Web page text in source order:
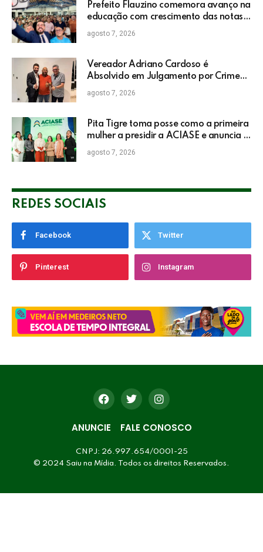
Prefeito Flauzino comemora avanço na
educação com crescimento das notas
do IDEB da rede pública de Itabela
agosto 7, 2026
Vereador Adriano Cardoso é
Absolvido em Julgamento por Crime
Eleitoral no TRE
agosto 7, 2026
Pita Tigre toma posse como a primeira
mulher a presidir a ACIASE e anuncia a
retomada do Prêmio Destaque
Empresarial
agosto 7, 2026
REDES SOCIAIS
Facebook Twitter
Pinterest Instagram
ANUNCIE FALE CONOSCO
CNPJ: 26.997.654/0001-25
© 2024 Saiu na Mídia. Todos os direitos Reservados.